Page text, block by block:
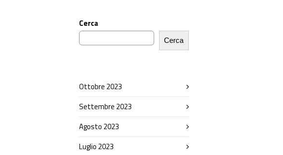
Cerca
Cerca
Ottobre 2023
Settembre 2023
Agosto 2023
Luglio 2023